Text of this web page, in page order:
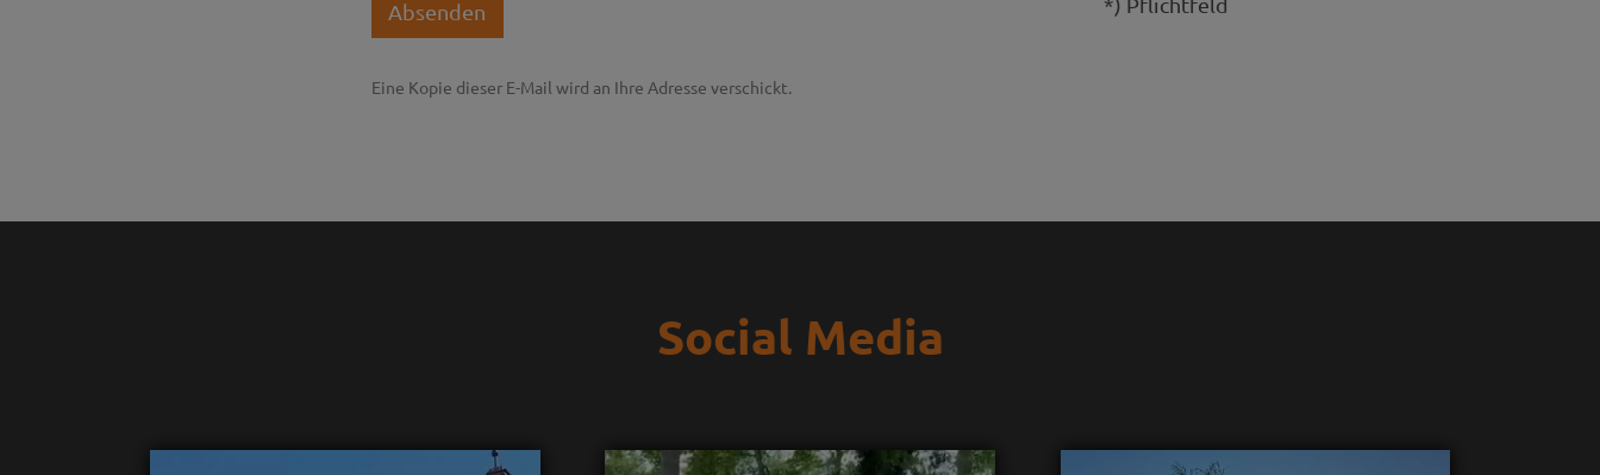
Absenden
Eine Kopie dieser E-Mail wird an Ihre Adresse verschickt.
Social Media